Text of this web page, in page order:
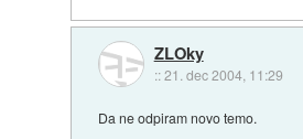
ZLOky
::21. dec 2004, 11:29
Da ne odpiram novo temo.